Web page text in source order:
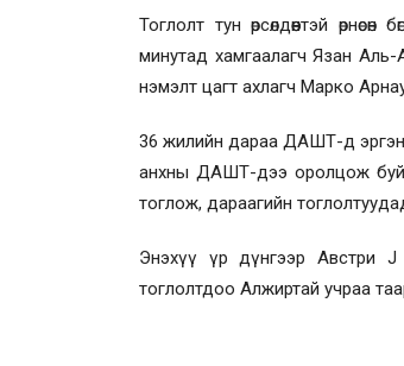
Тоглолт тун өрсөлдөөнтэй
минутад хамгаалагч Язан Аль-
нэмэлт цагт ахлагч Марко
36 жилийн дараа ДАШТ-д эргэн
анхны ДАШТ-дээ оролцож буй
тоглож, дараагийн
Энэхүү үр дүнгээр Австри J
тоглолтдоо Алжиртай учраа